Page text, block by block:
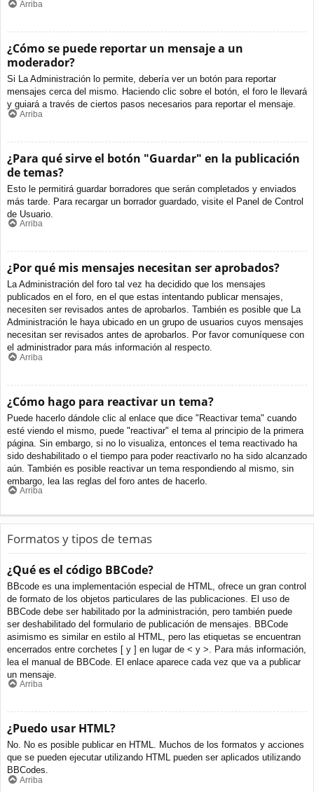
Arriba
¿Cómo se puede reportar un mensaje a un
moderador?
Si La Administración lo permite, debería ver un botón para reportar
mensajes cerca del mismo. Haciendo clic sobre el botón, el foro le llevará
y guiará a través de ciertos pasos necesarios para reportar el mensaje.
Arriba
¿Para qué sirve el botón "Guardar" en la publicación
de temas?
Esto le permitirá guardar borradores que serán completados y enviados
más tarde. Para recargar un borrador guardado, visite el Panel de Control
de Usuario.
Arriba
¿Por qué mis mensajes necesitan ser aprobados?
La Administración del foro tal vez ha decidido que los mensajes
publicados en el foro, en el que estas intentando publicar mensajes,
necesiten ser revisados antes de aprobarlos. También es posible que La
Administración le haya ubicado en un grupo de usuarios cuyos mensajes
necesitan ser revisados antes de aprobarlos. Por favor comuníquese con
el administrador para más información al respecto.
Arriba
¿Cómo hago para reactivar un tema?
Puede hacerlo dándole clic al enlace que dice "Reactivar tema" cuando
esté viendo el mismo, puede "reactivar" el tema al principio de la primera
página. Sin embargo, si no lo visualiza, entonces el tema reactivado ha
sido deshabilitado o el tiempo para poder reactivarlo no ha sido alcanzado
aún. También es posible reactivar un tema respondiendo al mismo, sin
embargo, lea las reglas del foro antes de hacerlo.
Arriba
Formatos y tipos de temas
¿Qué es el código BBCode?
BBcode es una implementación especial de HTML, ofrece un gran control
de formato de los objetos particulares de las publicaciones. El uso de
BBCode debe ser habilitado por la administración, pero también puede
ser deshabilitado del formulario de publicación de mensajes. BBCode
asimismo es similar en estilo al HTML, pero las etiquetas se encuentran
encerrados entre corchetes [ y ] en lugar de < y >. Para más información,
lea el manual de BBCode. El enlace aparece cada vez que va a publicar
un mensaje.
Arriba
¿Puedo usar HTML?
No. No es posible publicar en HTML. Muchos de los formatos y acciones
que se pueden ejecutar utilizando HTML pueden ser aplicados utilizando
BBCodes.
Arriba